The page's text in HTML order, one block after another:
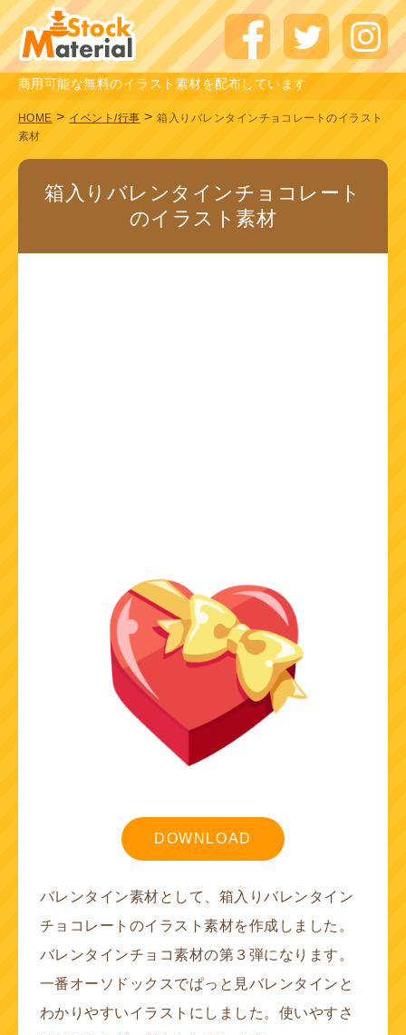
商用可能な無料のイラスト素材を配布しています
HOME > イベント/行事 >箱入りバレンタインチョコレートのイラスト
素材
箱入りバレンタインチョコレート
のイラスト素材
DOWNLOAD
バレンタイン素材として、箱入りバレンタイン
チョコレートのイラスト素材を作成しました。
バレンタインチョコ素材の第３弾になります。
一番オーソドックスでぱっと見バレンタインと
わかりやすいイラストにしました。使いやすさ